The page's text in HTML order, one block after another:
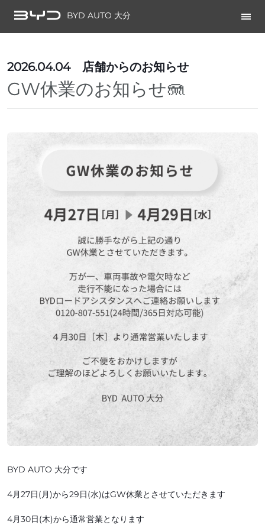
BYD AUTO 大分
2026.04.04 店舗からのお知らせ
GW休業のお知らせ🪼
BYD AUTO 大分です
4月27日(月)から29日(水)はGW休業とさせていただきます
4月30日(木)から通常営業となります